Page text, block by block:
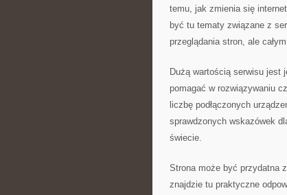
temu, jak zmienia się
być tu tematy związane z
przeglądania stron, ale
Dużą wartością serwisu jest
pomagać w rozwiązywaniu
liczbę podłączonych
sprawdzonych wskazówek
świecie.
Strona może być przydatna
znajdzie tu praktyczne